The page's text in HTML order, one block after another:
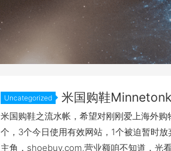
Uncategorized 米国购鞋
米国购鞋之流水帐，希望对刚刚爱上海外
个，3个今日使用有效网站，1个被迫暂时
主角，shoebuy.com,营业额咱不知道，光